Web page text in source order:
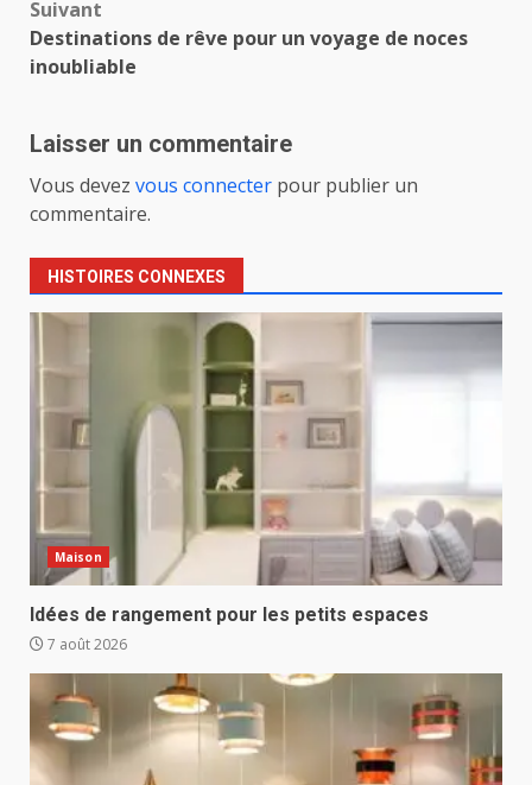
Suivant
Destinations de rêve pour un voyage de noces
inoubliable
Laisser un commentaire
Vous devez vous connecter pour publier un
commentaire.
HISTOIRES CONNEXES
Maison
Idées de rangement pour les petits espaces
7 août 2026